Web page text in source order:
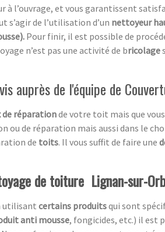
l’ouvrage, et vous garantissent
s’agir de l’utilisation d’un nettoyeur
Pour finir, il est possible de
n’est pas une activité de bricolage
auprès de l'équipe de
de réparationde votre toit mais que
de réparation mais aussi dans le
de toits. Il vous suffit de faire une
de toiture Lignan-sur-
utilisant certains produitsqui sont
anti mousse, fongicides, etc.) il est